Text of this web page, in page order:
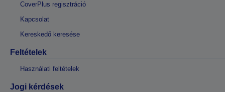
CoverPlus regisztráció
Kapcsolat
Kereskedő keresése
Feltételek
Használati feltételek
Jogi kérdések